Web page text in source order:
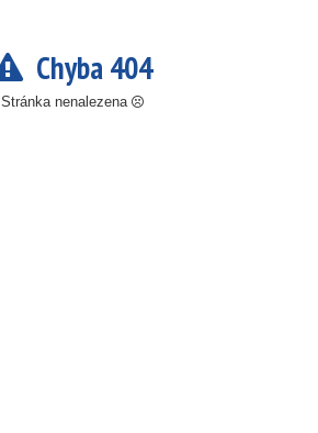
Chyba 404
Stránka nenalezena